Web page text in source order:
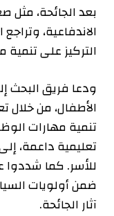
بعد الجائحة، مثل
الاندفاعية،
التركيز على تنمية
ودعا فريق البحث
الأطفال، من خلال
تنمية مهارات
تعليمية داعمة،
للأسر. كما شددوا
ضمن أولويات
آثار الجائحة.